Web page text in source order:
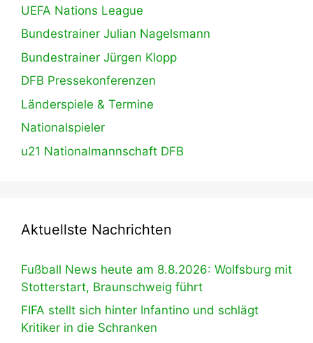
UEFA Nations League
Bundestrainer Julian Nagelsmann
Bundestrainer Jürgen Klopp
DFB Pressekonferenzen
Länderspiele & Termine
Nationalspieler
u21 Nationalmannschaft DFB
Aktuellste Nachrichten
Fußball News heute am 8.8.2026: Wolfsburg mit
Stotterstart, Braunschweig führt
FIFA stellt sich hinter Infantino und schlägt
Kritiker in die Schranken